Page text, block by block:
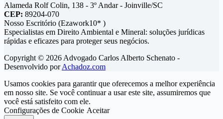
Alameda Rolf Colin, 138 - 3º Andar - Joinville/SC
CEP: 89204-070
Nosso Escritório (Ezawork10* )
Especialistas em Direito Ambiental e Mineral: soluções jurídicas
rápidas e eficazes para proteger seus negócios.
Copyright © 2026 Advogado Carlos Alberto Schenato -
Desenvolvido porAchadoz.com
Usamos cookies para garantir que oferecemos a melhor experiência
em nosso site. Se você continuar a usar este site, assumiremos que
você está satisfeito com ele.
Configurações de Cookie Aceitar